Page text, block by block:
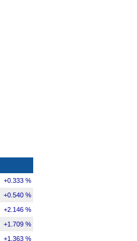
+0.333 %
+0.540 %
+2.146 %
+1.709 %
+1.363 %